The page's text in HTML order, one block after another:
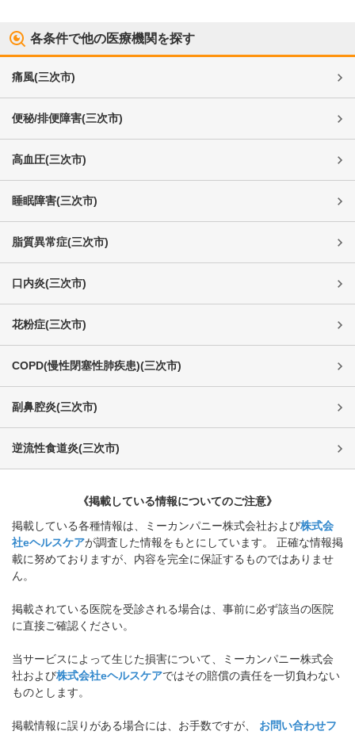
各条件で他の医療機関を探す
痛風(三次市)
便秘/排便障害(三次市)
高血圧(三次市)
睡眠障害(三次市)
脂質異常症(三次市)
口内炎(三次市)
花粉症(三次市)
COPD(慢性閉塞性肺疾患)(三次市)
副鼻腔炎(三次市)
逆流性食道炎(三次市)
《掲載している情報についてのご注意》
掲載している各種情報は、ミーカンパニー株式会社および株式会
社eヘルスケアが調査した情報をもとにしています。 正確な情報掲
載に努めておりますが、内容を完全に保証するものではありませ
ん。
掲載されている医院を受診される場合は、事前に必ず該当の医院
に直接ご確認ください。
当サービスによって生じた損害について、ミーカンパニー株式会
社および株式会社eヘルスケアではその賠償の責任を一切負わない
ものとします。
掲載情報に誤りがある場合には、お手数ですが、
お問い合わせフ